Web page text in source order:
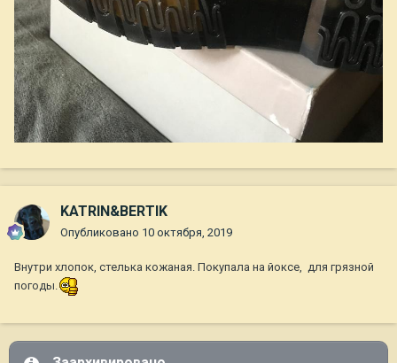
KATRIN&BERTIK
Опубликовано 10 октября, 2019
Внутри хлопок, стелька кожаная. Покупала на йоксе, для грязной
погоды.